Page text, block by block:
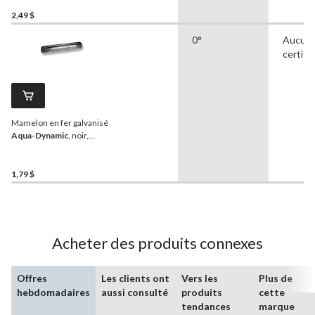
2,49 $
Mamelon en fer galvanisé
Aqua-Dynamic, noir,
1,79 $
0°
Acheter des produits connexes
Offres
hebdomadaires
Les clients ont
aussi consulté
Vers les
produits
tendances
Plus de
cette
marque